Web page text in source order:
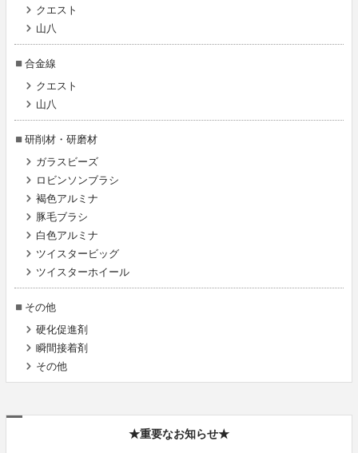
クエスト
山八
合金線
クエスト
山八
研削材・研磨材
ガラスビーズ
ロビンソンブラシ
褐色アルミナ
豚毛ブラシ
白色アルミナ
ツイスタービッグ
ツイスターホイール
その他
硬化促進剤
瞬間接着剤
その他
★重要なお知らせ★